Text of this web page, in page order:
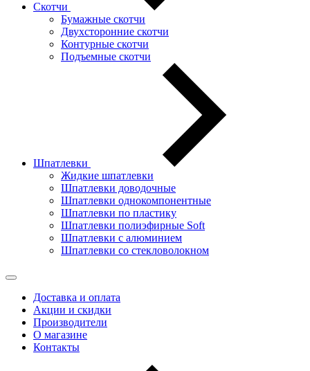
Скотчи
Бумажные скотчи
Двухсторонние скотчи
Контурные скотчи
Подъемные скотчи
Шпатлевки
Жидкие шпатлевки
Шпатлевки доводочные
Шпатлевки однокомпонентные
Шпатлевки по пластику
Шпатлевки полиэфирные Soft
Шпатлевки с алюминием
Шпатлевки со стекловолокном
Доставка и оплата
Акции и скидки
Производители
О магазине
Контакты